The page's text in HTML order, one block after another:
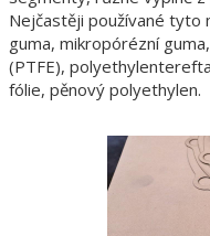
Nejčastěji používané tyto
guma, mikropórézní
(PTFE),
fólie, pěnový polyethylen.